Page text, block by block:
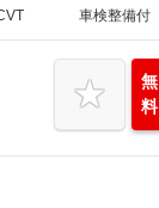
車検整備付
無
料